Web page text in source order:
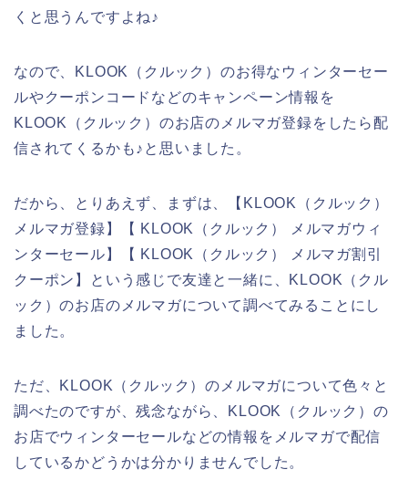
くと思うんですよね♪
なので、KLOOK（クルック）のお得なウィンターセー
ルやクーポンコードなどのキャンペーン情報を
KLOOK（クルック）のお店のメルマガ登録をしたら配
信されてくるかも♪と思いました。
だから、とりあえず、まずは、【KLOOK（クルック）
メルマガ登録】【 KLOOK（クルック） メルマガウィ
ンターセール】【 KLOOK（クルック） メルマガ割引
クーポン】という感じで友達と一緒に、KLOOK（クル
ック）のお店のメルマガについて調べてみることにし
ました。
ただ、KLOOK（クルック）のメルマガについて色々と
調べたのですが、残念ながら、KLOOK（クルック）の
お店でウィンターセールなどの情報をメルマガで配信
しているかどうかは分かりませんでした。